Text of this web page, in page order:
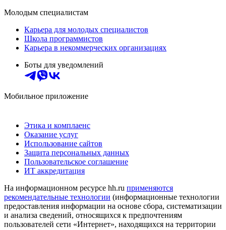
Молодым специалистам
Карьера для молодых специалистов
Школа программистов
Карьера в некоммерческих организациях
Боты для уведомлений
Мобильное приложение
Этика и комплаенс
Оказание услуг
Использование сайтов
Защита персональных данных
Пользовательское соглашение
ИТ аккредитация
На информационном ресурсе hh.ru применяются
рекомендательные технологии (информационные технологии
предоставления информации на основе сбора, систематизации
и анализа сведений, относящихся к предпочтениям
пользователей сети «Интернет», находящихся на территории